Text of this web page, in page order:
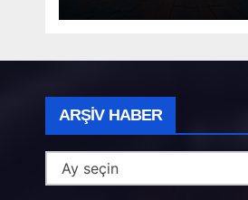
ARŞIV HABER
Haber